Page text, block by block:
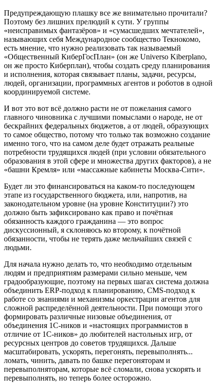
Предупреждающую плашку все же внимательно прочитали?
Поэтому без лишних прелюдий к сути. У группы
«неисправимых фантазёров» и «сумасшедших мечтателей»,
называющих себя Международное сообщество Текнокомо,
есть мнение, что нужно реализовать так называемый
«Общественный КиберГосПлан» (он же Universo Kiberplano,
он же просто Киберплан), чтобы создать среду планирования
и исполнения, которая связывает планы, задачи, ресурсы,
людей, организации, программных агентов и роботов в одной
координируемой системе.
И вот это вот всё должно расти не от пожелания самого
главного чиновника с лучшими помыслами о народе, не от
бескрайних федеральных бюджетов, а от людей, образующих
то самое общество, потому что только так возможно создание
именно того, что на самом деле будет отражать реальные
потребности трудящихся людей (при условии обязательного
образования в этой сфере и множества других факторов), а не
«башни Кремля» или «массажные кабинеты Москва-Сити».
Будет ли это финансироваться на каком-то последующем
этапе из государственного бюджета, или, напротив, на
законодательном уровне (на уровне Конституции?) это
должно быть зафиксировано как право и почётная
обязанность каждого гражданина — это вопрос
дискуссионный, я склоняюсь ко второму, к почётной
обязанности, чтобы не терять даже мельчайших связей с
людьми.
Для начала нужно делать то, что необходимо отдельным
людям и предприятиям размерами сильно меньше, чем
градообразующие, поэтому на первых шагах система должна
объединить ERP-подход к планированию, CMS-подход к
работе со знаниями и механизмы оркестрации агентов для
сложной распределённой деятельности. При помощи этого
формировать различные низовые объединения, от
объединения 1С-ников и «настоящих программистов в
отличие от 1С-ников» до любителей настольных игр, от
ресурсных центров до советов трудящихся. Дальше
масштабировать, ускорять, перегонять, перевыполнять...
ломать, чинить, давать по башке перегоняторам и
перевыполняторам, которые всё сломали, снова ускорять и
перевыполнять, но теперь более осторожно.